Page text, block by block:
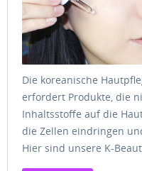
Die koreanische
erfordert Produkte, die
Inhaltsstoffe auf die
die Zellen eindringen
Hier sind unsere K-